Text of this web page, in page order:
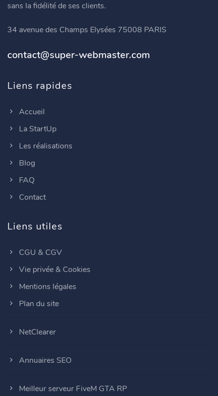
sans la fidélité de ses clients.
34 avenue des Champs Elysées 75008 PARIS
contact@super-webmaster.com
Liens rapides
Accueil
La StartUp
Les réalisations
Blog
FAQ
Contact
Liens utiles
CGU & CGV
Vie privée & Cookies
Mentions légales
Plan du site
NetClearer
Annuaires SEO
Meilleur serveur FiveM GTA RP